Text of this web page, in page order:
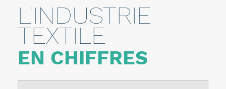
L'INDUSTRIE
TEXTILE
EN CHIFFRES